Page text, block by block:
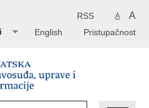
A A
RSS
Pristupačnost
English